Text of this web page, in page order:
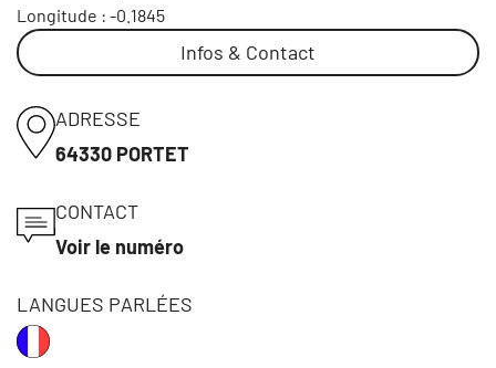
Longitude : -0.1845
Infos & Contact
ADRESSE
64330 PORTET
CONTACT
Voir le numéro
LANGUES PARLÉES